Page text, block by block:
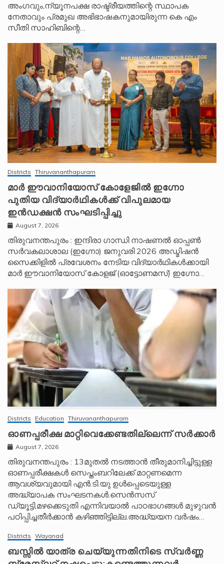
അംഗവും,ന്യൂനപക്ഷ രാഷ്ട്രീയത്തിന്റെ സ്ഥാപക
നേതാവും പ്രമുഖ അഭിഭാഷകനുമായിരുന്ന കെ എം
സീതി സാഹിബിന്റെ…
Districts Thiruvananthapuram
മാർ ഈവാനിയോസ് കോളേജിൽ ഇഗ്നോ
പുതിയ വിദ്യാർഥികൾക്ക് വിപുലമായ
ഇൻഡക്ഷൻ സംഘടിപ്പിച്ചു
August 7, 2026
തിരുവനന്തപുരം : ഇന്ദിരാ ഗാന്ധി നാഷണൽ ഓപ്പൺ
സർവകലാശാല (ഇഗ്നോ) ജനുവരി 2026 അഡ്മിഷൻ
സൈക്കിളിൽ പ്രവേശനം നേടിയ വിദ്യാർഥികൾക്കായി
മാർ ഈവാനിയോസ് കോളജ് (ഓട്ടോണമസ്) ഇഗ്നോ…
Districts Education Thiruvananthapuram
ഓണപ്പരീക്ഷ മാറ്റിവെക്കേണ്ടതില്ലെന്ന് സർക്കാർ
August 7, 2026
തിരുവനന്തപുരം : 13മുതൽ നടത്താൻ തീരുമാനിച്ചിട്ടുള്ള
ഓണപ്പരീക്ഷകൾ സെപ്തംബറിലേക്ക് മാറ്റണമെന്ന
ആവശ്യവുമായി എൻ.ടി.യു ഉൾപ്പെടെയുള്ള
അദ്ധ്യാപക സംഘടനകൾ.സെൻസസ്
ഡ്യൂട്ടി,മഴക്കെടുതി എന്നിവയാൽ പാഠഭാഗങ്ങൾ മുഴുവൻ
പഠിപ്പിച്ചതീർക്കാൻ കഴിഞ്ഞിട്ടില്ല.അദ്ധ്യയന വർഷം…
Districts Wayanad
ബസ്സിൽ യാത്ര ചെയ്യുന്നതിനിടെ സ്വർണ്ണ